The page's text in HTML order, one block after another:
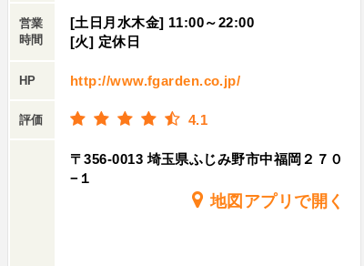
営業
時間
[土日月水木金] 11:00～22:00
[火] 定休日
HP http://www.fgarden.co.jp/
評価 4.1
〒356-0013 埼玉県ふじみ野市中福岡２７０
−１
地図アプリで開く